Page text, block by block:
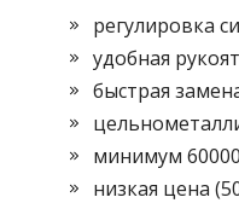
регулировка
удобная
быстрая
минимум
низкая цена